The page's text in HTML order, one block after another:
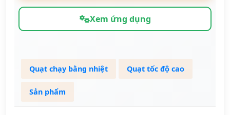
Xem ứng dụng
Quạt chạy bằng nhiệt Quạt tốc độ cao
Sản phẩm